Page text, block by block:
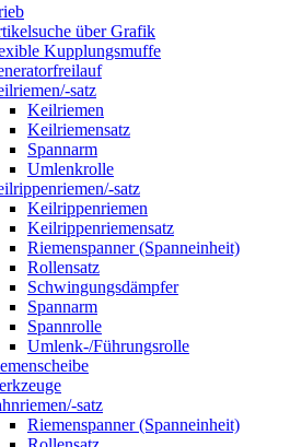
über Grafik
Kupplungsmuffe
satz
Keilriemen
Keilriemensatz
Spannarm
Umlenkrolle
satz
Keilrippenriemen
Keilrippenriemensatz
Riemenspanner (Spanneinheit)
Rollensatz
Schwingungsdämpfer
Spannarm
Spannrolle
Umlenk-/Führungsrolle
satz
Riemenspanner (Spanneinheit)